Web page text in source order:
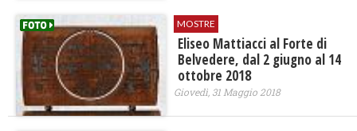
MOSTRE
Eliseo Mattiacci al Forte di
Belvedere, dal 2 giugno al 14
ottobre 2018
Giovedì, 31 Maggio 2018